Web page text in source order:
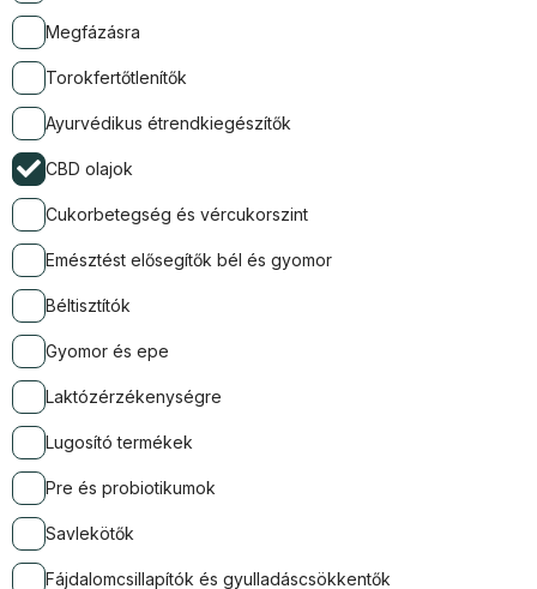
Megfázásra
Torokfertőtlenítők
Ayurvédikus étrendkiegészítők
CBD olajok
Cukorbetegség és vércukorszint
Emésztést elősegítők bél és gyomor
Béltisztítók
Gyomor és epe
Laktózérzékenységre
Lugosító termékek
Pre és probiotikumok
Savlekötők
Fájdalomcsillapítók és gyulladáscsökkentők